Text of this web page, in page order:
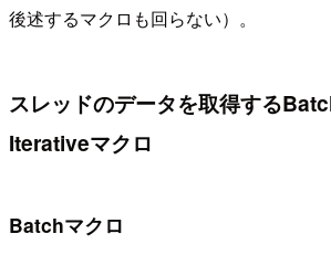
後述するマクロも回らない）。
スレッドのデータを取得する
Iterativeマクロ
Batchマクロ